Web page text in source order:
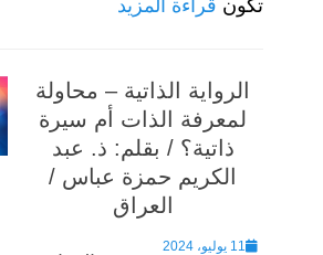
تكون قراءة المزيد
الرواية الذاتية – محاولة
لمعرفة الذات أم سيرة
ذاتية؟ / بقلم: ذ. عبد
الكريم حمزة عباس /
العراق
Posted
11 يوليو، 2024